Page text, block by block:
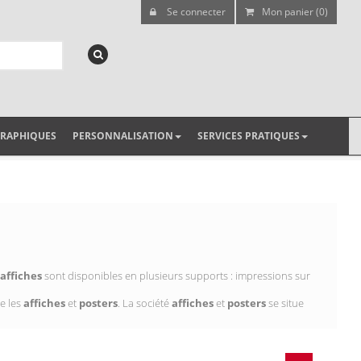
Se connecter Mon panier (0)
PERSONNALISATION SERVICES PRATIQUES
affichessont disponibles en plusieurs supports : impressions sur
lesafficheset posters. La sociétéafficheset postersse situe